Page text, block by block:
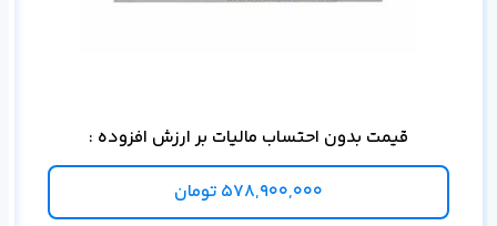
قیمت بدون احتساب مالیات بر ارزش افزوده :
578,900,000 تومان